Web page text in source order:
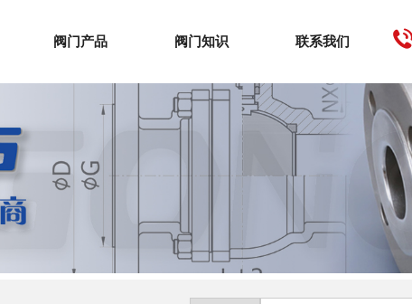
阀门产品 阀门知识 联系我们